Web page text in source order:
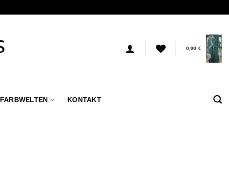
0,00 €
FARBWELTEN KONTAKT